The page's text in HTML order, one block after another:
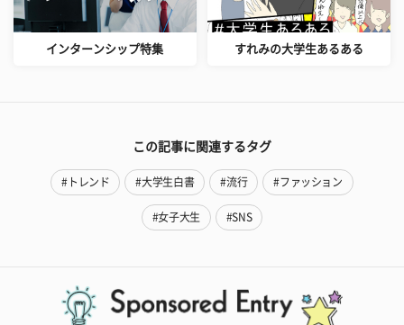
インターンシップ特集 すれみの大学生あるある
この記事に関連するタグ
#トレンド #大学生白書 #流行 #ファッション
#女子大生 #SNS